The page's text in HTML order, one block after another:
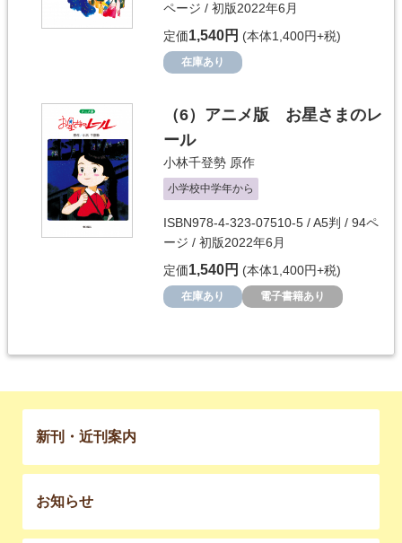
ページ / 初版2022年6月
定価1,540円 (本体1,400円+税)
在庫あり
（6） アニメ版 お星さまのレ
ール
小林千登勢 原作
小学校中学年から
ISBN978-4-323-07510-5 / A5判 / 94ペ
ージ / 初版2022年6月
定価1,540円 (本体1,400円+税)
在庫あり 電子書籍あり
新刊・近刊案内
お知らせ